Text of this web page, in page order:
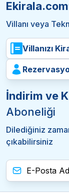
Villanı veya
Villanızı
İndirim ve
Aboneliği
Dilediğiniz
çıkabilirsiniz